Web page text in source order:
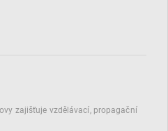
zajišťuje vzdělávací, propagační